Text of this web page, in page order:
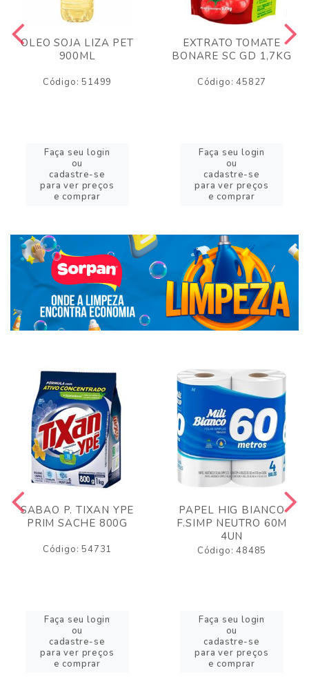
OLEO SOJA LIZA PET
900ML
Código: 51499
Faça seu login
ou
cadastre-se
para ver preços
e comprar
EXTRATO TOMATE
BONARE SC GD 1,7KG
Código: 45827
Faça seu login
ou
cadastre-se
para ver preços
e comprar
SABAO P. TIXAN YPE
PRIM SACHE 800G
Código: 54731
Faça seu login
ou
cadastre-se
para ver preços
e comprar
PAPEL HIG BIANCO
F.SIMP NEUTRO 60M
4UN
Código: 48485
Faça seu login
ou
cadastre-se
para ver preços
e comprar